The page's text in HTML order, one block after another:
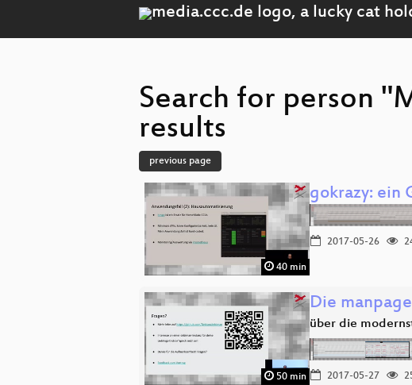
Search for person
results
previous page
40 min
gokrazy: ein
2017-05-26
50 min
Die
über die
2017-05-27